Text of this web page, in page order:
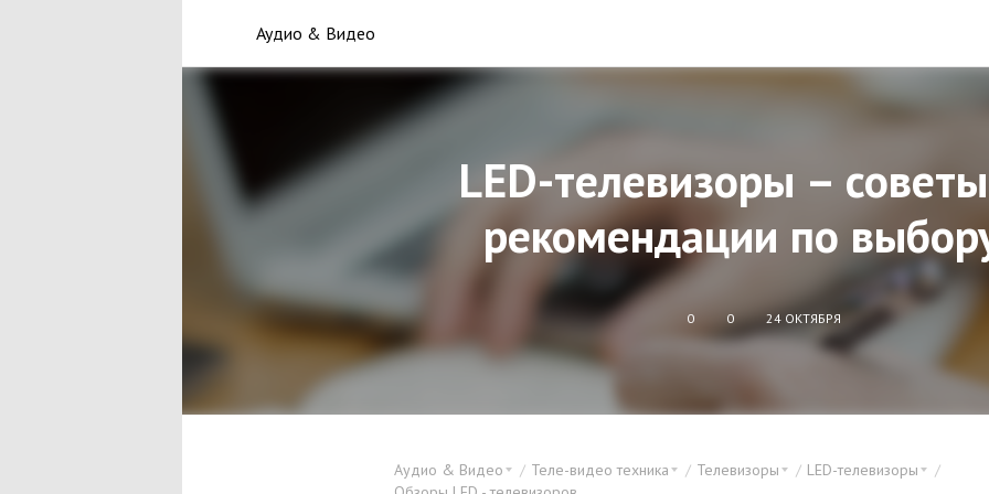
Аудио & Видео
LED-телевизоры –
рекомендации по
0 0 24 ОКТЯБРЯ
Аудио & Видео Теле-видео техника Телевизоры
LED-телевизоры